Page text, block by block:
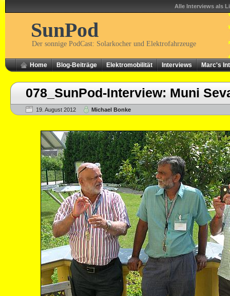
Alle Interviews als
SunPod
Der sonnige PodCast: Solarkocher und Elektrofahrzeuge
Home Blog-Beiträge Elektromobilität Interviews Marc's
078_SunPod-Interview: Muni
19. August 2012 Michael Bonke